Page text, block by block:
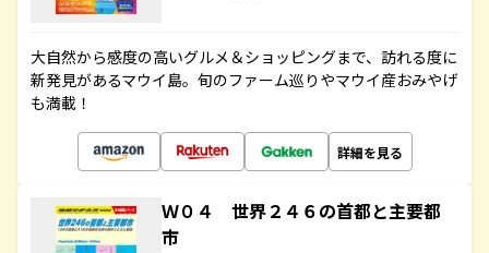
大自然から感度の高いグルメ＆ショッピングまで、訪れる度に
新発見があるマウイ島。旬のファーム巡りやマウイ産おみやげ
も満載！
詳細を見る
Ｗ０４ 世界２４６の首都と主要都
市